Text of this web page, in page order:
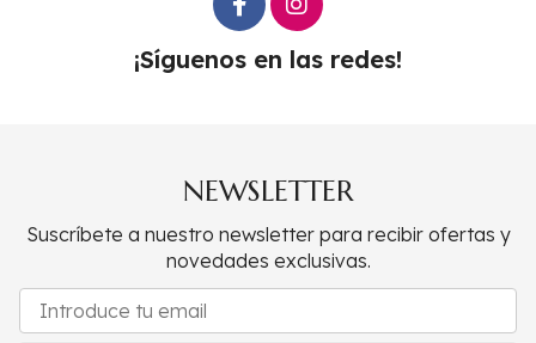
¡Síguenos en las redes!
NEWSLETTER
Suscríbete a nuestro newsletter para recibir ofertas y
novedades exclusivas.